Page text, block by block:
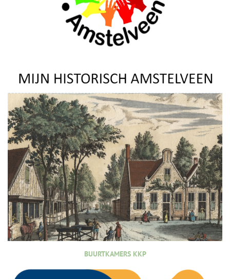
BUURTKAMERS KKP